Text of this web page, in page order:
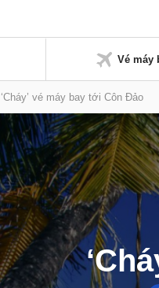
Vé máy
‘Cháy’ vé máy bay tới Côn Đảo